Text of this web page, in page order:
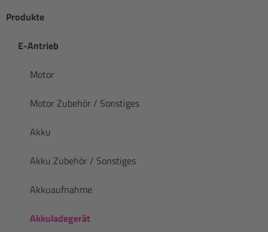
Produkte
E-Antrieb
Motor
Motor Zubehör / Sonstiges
Akku
Akku Zubehör / Sonstiges
Akkuaufnahme
Akkuladegerät